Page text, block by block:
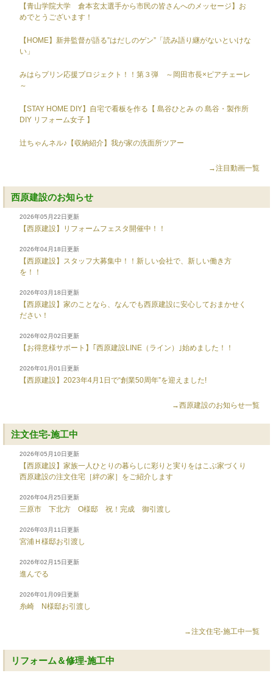
【青山学院大学 倉本玄太選手から市民の皆さんへのメッセージ】お
めでとうございます！
【HOME】新井監督が語る”はだしのゲン”「読み語り継がないといけな
い」
みはらプリン応援プロジェクト！！第３弾 ～岡田市長×ピアチェーレ
～
【STAY HOME DIY】自宅で看板を作る【 島谷ひとみ の 島谷・製作所
DIY リフォーム女子 】
辻ちゃんネル♪【収納紹介】我が家の洗面所ツアー
→注目動画一覧
西原建設のお知らせ
2026年05月22日更新
【西原建設】リフォームフェスタ開催中！！
2026年04月18日更新
【西原建設】スタッフ大募集中！！新しい会社で、新しい働き方
を！！
2026年03月18日更新
【西原建設】家のことなら、なんでも西原建設に安心しておまかせく
ださい！
2026年02月02日更新
【お得意様サポート】｢西原建設LINE（ライン）｣始めました！！
2026年01月01日更新
【西原建設】2023年4月1日で“創業50周年”を迎えました!
→西原建設のお知らせ一覧
注文住宅-施工中
2026年05月10日更新
【西原建設】家族一人ひとりの暮らしに彩りと実りをはこぶ家づくり
西原建設の注文住宅［絆の家］をご紹介します
2026年04月25日更新
三原市 下北方 O様邸 祝！完成 御引渡し
2026年03月11日更新
宮浦Ｈ様邸お引渡し
2026年02月15日更新
進んでる
2026年01月09日更新
糸崎 N様邸お引渡し
→注文住宅-施工中一覧
リフォーム＆修理-施工中